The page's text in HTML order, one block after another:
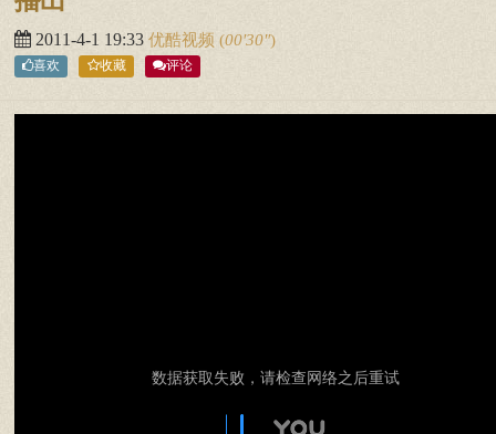
2011-4-1 19:33 优酷视频 (00′30″)
喜欢 收藏 评论
数据获取失败，请检查网络之后重试